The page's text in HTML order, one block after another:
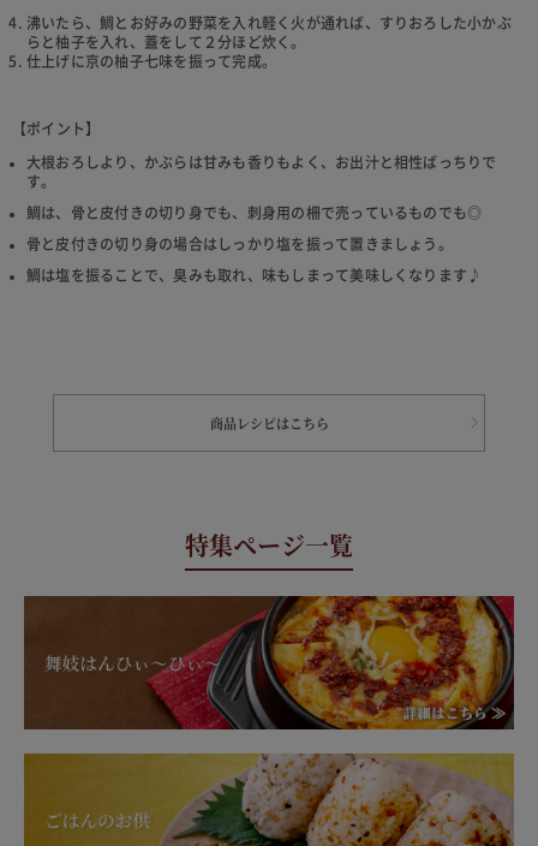
沸いたら、鯛とお好みの野菜を入れ軽く火が通れば、すりおろした小かぶ
らと柚子を入れ、蓋をして２分ほど炊く。
仕上げに京の柚子七味を振って完成。
【ポイント】
大根おろしより、かぶらは甘みも香りもよく、お出汁と相性ばっちりで
す。
鯛は、骨と皮付きの切り身でも、刺身用の柵で売っているものでも◎
骨と皮付きの切り身の場合はしっかり塩を振って置きましょう。
鯛は塩を振ることで、臭みも取れ、味もしまって美味しくなります♪
商品レシピはこちら
特集ページ一覧